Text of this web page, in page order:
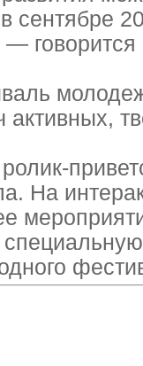
сентябре
говорится
На